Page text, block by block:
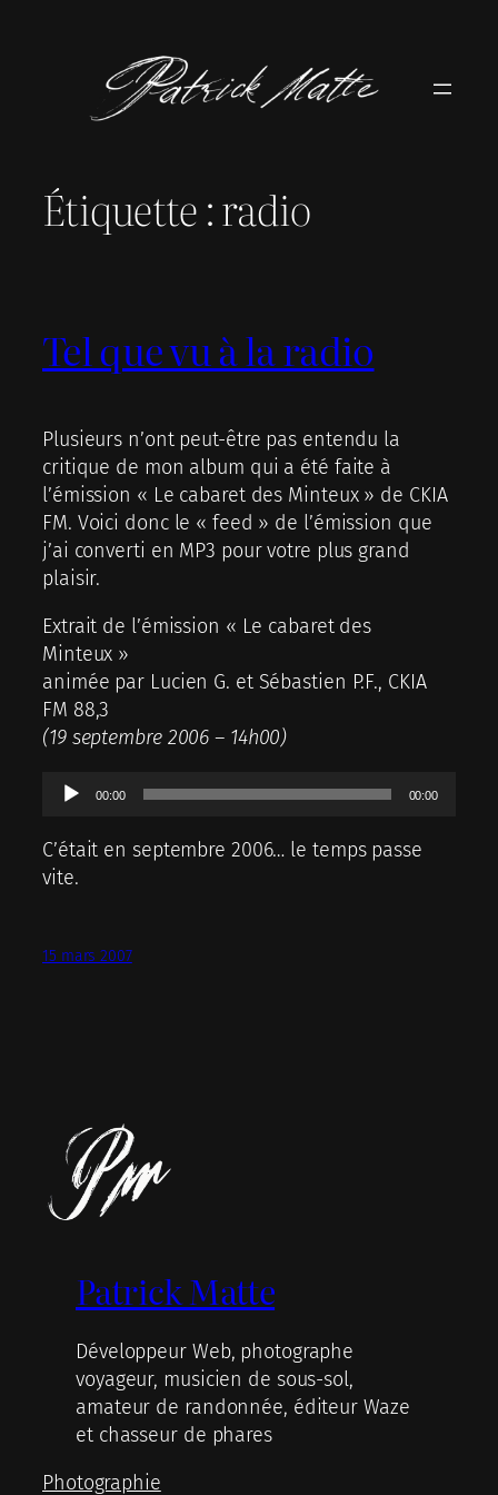
Étiquette :radio
Tel que vu à la radio
Plusieurs n’ont peut-être pas entendu la
critique de mon album qui a été faite à
l’émission « Le cabaret des Minteux » de CKIA
FM. Voici donc le « feed » de l’émission que
j’ai converti en MP3 pour votre plus grand
plaisir.
Extrait de l’émission « Le cabaret des
Minteux »
animée par Lucien G. et Sébastien P.F., CKIA
FM 88,3
(19 septembre 2006 – 14h00)
Lecteur00:00 00:00
C’était en septembre 2006… le temps passe
vite.
15 mars 2007
Patrick Matte
Développeur Web, photographe
voyageur, musicien de sous-sol,
amateur de randonnée, éditeur Waze
et chasseur de phares
Photographie